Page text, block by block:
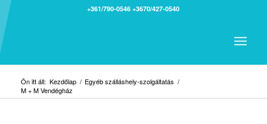
+361/790-0546 +3670/427-0540
Ön itt áll: Kezdőlap / Egyéb szálláshely-szolgáltatás /
M + M Vendégház